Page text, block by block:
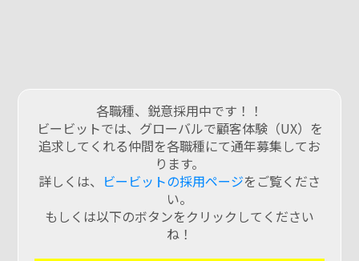
各職種、鋭意採用中です！！
ビービットでは、グローバルで顧客体験（UX）を
追求してくれる仲間を各職種にて通年募集してお
ります。
詳しくは、 ビービットの採用ページをご覧くださ
い。
もしくは以下のボタンをクリックしてください
ね！